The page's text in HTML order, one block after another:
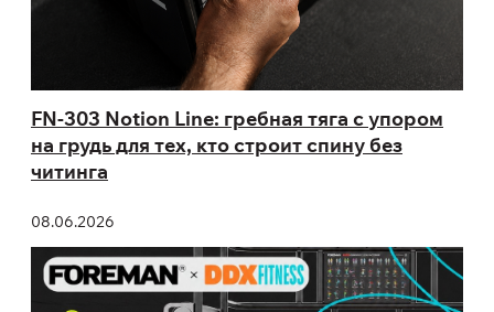
FN-303 Notion Line: гребная тяга с упором
на грудь для тех, кто строит спину без
читинга
08.06.2026